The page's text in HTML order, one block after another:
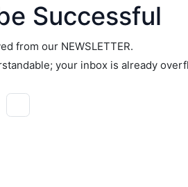
Successful
from our NEWSLETTER.
your inbox is already